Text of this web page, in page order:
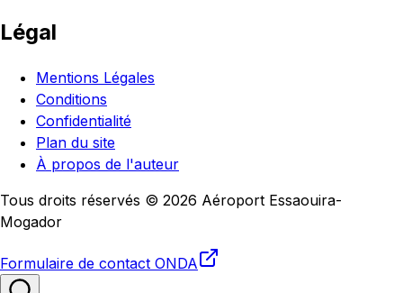
Légal
Mentions Légales
Conditions
Confidentialité
Plan du site
À propos de l'auteur
Tous droits réservés © 2026 Aéroport Essaouira-
Mogador
Formulaire de contact ONDA